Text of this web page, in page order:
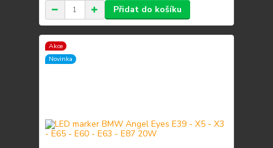
Přidat do košíku
Akce
Novinka